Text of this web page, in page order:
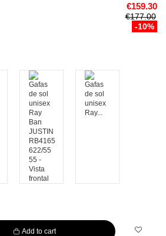
€159.30
€177.00
-10%
Add to cart